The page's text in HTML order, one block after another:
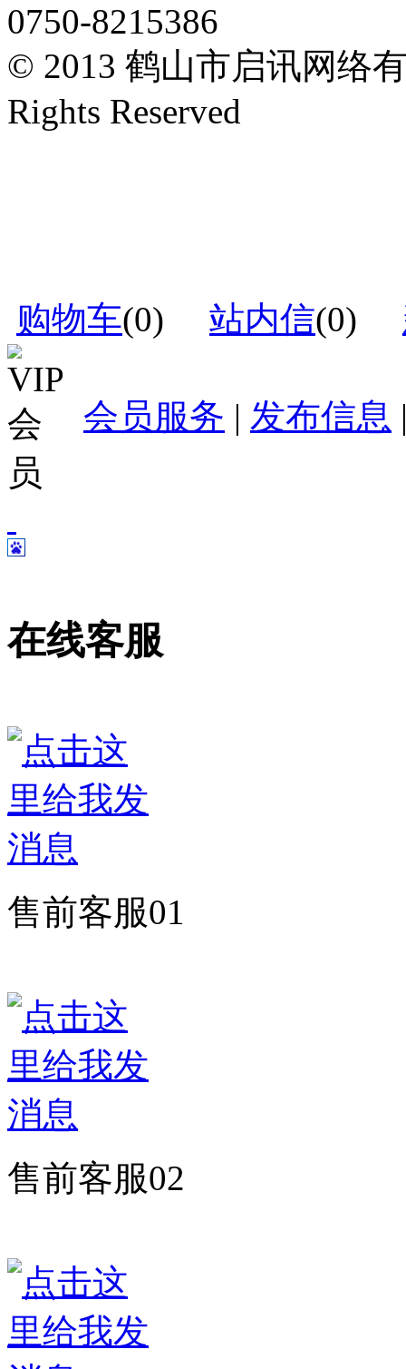
0750-8215386
© 2013 鹤山市启讯网络
Rights Reserved
购物车(0) 站内信(0)
会员服务 | 发布信息
在线客服
售前客服01
售前客服02